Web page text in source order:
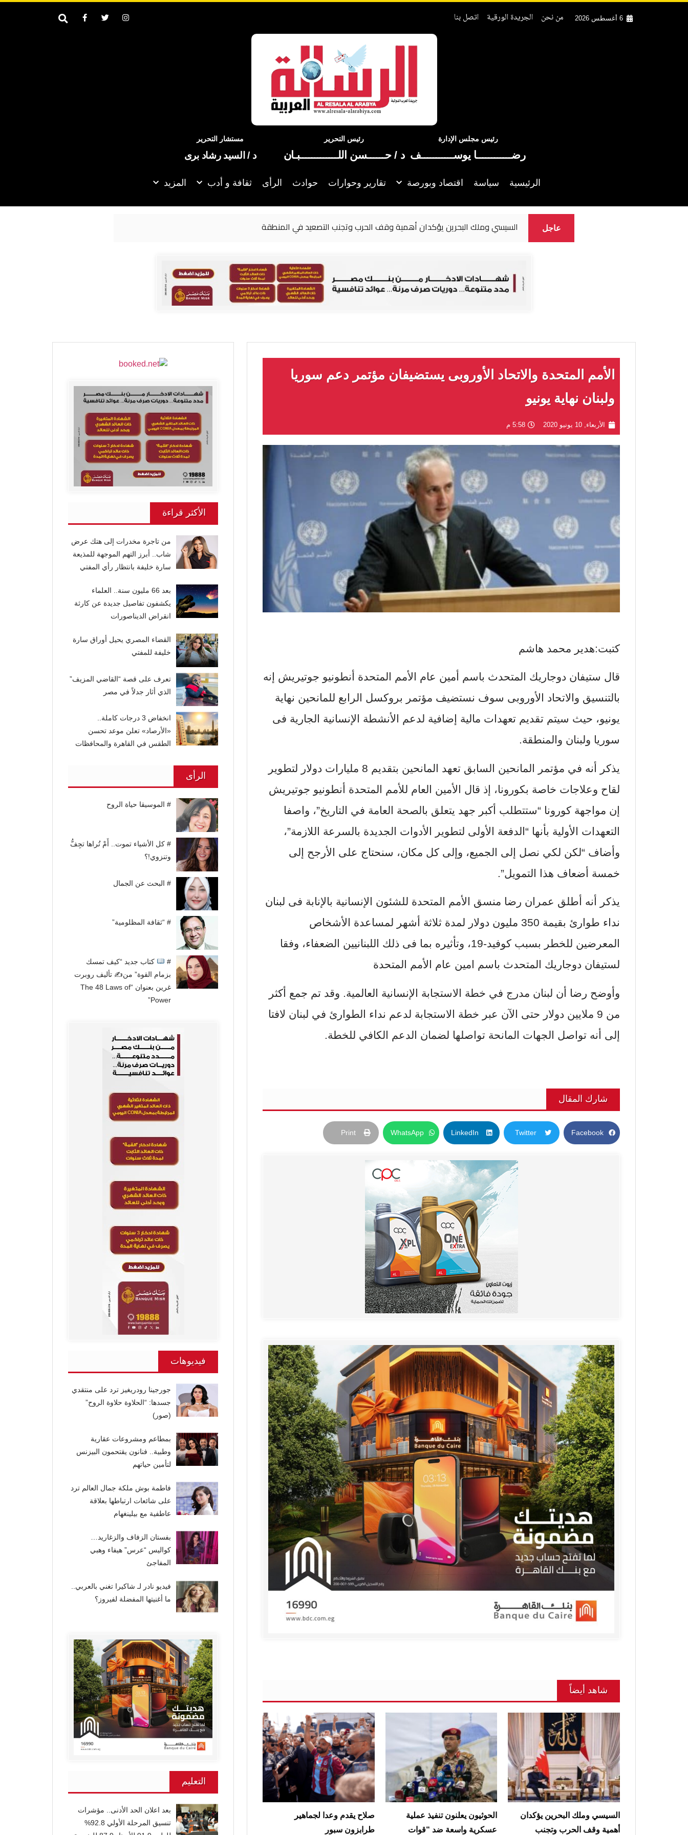
6 أغسطس 2026 من نحن الجريدة الورقية اتصل بنا
رئيس مجلس الإدارة
رضــــــــــــا يوســـــــــــف
رئيس التحرير
د / حــــــسن اللـــــــــــــبـان
مستشار التحرير
د / السيد رشاد برى
الرئيسية سياسة اقتصاد وبورصة تقارير وحوارات حوادث الرأى ثقافة و أدب المزيد
عاجل
السيسي وملك البحرين يؤكدان أهمية وقف الحرب وتجنب التصعيد في المنطقة
الأمم المتحدة والاتحاد الأوروبى يستضيفان مؤتمر دعم سوريا
ولبنان نهاية يونيو
الأربعاء, 10 يونيو 2020 5:58 م
كتبت:هدير محمد هاشم
قال ستيفان دوجاريك المتحدث باسم أمين عام الأمم المتحدة أنطونيو جوتيريش إنه
بالتنسيق والاتحاد الأوروبى سوف نستضيف مؤتمر بروكسل الرابع للمانحين نهاية
يونيو، حيث سيتم تقديم تعهدات مالية إضافية لدعم الأنشطة الإنسانية الجارية فى
سوريا ولبنان والمنطقة.
يذكر أنه في مؤتمر المانحين السابق تعهد المانحين بتقديم 8 مليارات دولار لتطوير
لقاح وعلاجات خاصة بكورونا، إذ قال الأمين العام للأمم المتحدة أنطونيو جوتيريش
إن مواجهة كورونا “ستتطلب أكبر جهد يتعلق بالصحة العامة في التاريخ”، واصفا
التعهدات الأولية بأنها “الدفعة الأولى لتطوير الأدوات الجديدة بالسرعة اللازمة”،
وأضاف “لكن لكي نصل إلى الجميع، وإلى كل مكان، سنحتاج على الأرجح إلى
خمسة أضعاف هذا التمويل”.
يذكر أنه أطلق عمران رضا منسق الأمم المتحدة للشئون الإنسانية بالإنابة فى لبنان
نداء طوارئ بقيمة 350 مليون دولار لمدة ثلاثة أشهر لمساعدة الأشخاص
المعرضين للخطر بسبب كوفيد-19، وتأثيره بما فى ذلك اللبنانيين الضعفاء، وفقا
لستيفان دوجاريك المتحدث باسم امين عام الأمم المتحدة
وأوضح رضا أن لبنان مدرج في خطة الاستجابة الإنسانية العالمية. وقد تم جمع أكثر
من 9 ملايين دولار حتى الآن عبر خطة الاستجابة لدعم نداء الطوارئ في لبنان لافتا
إلى أنه تواصل الجهات المانحة تواصلها لضمان الدعم الكافي للخطة.
شارك المقال
Facebook
Twitter
LinkedIn
WhatsApp
Print
شاهد أيضاً
السيسي وملك البحرين يؤكدان
أهمية وقف الحرب وتجنب
الحوثيون يعلنون تنفيذ عملية
عسكرية واسعة ضد “قوات
صلاح يقدم وعدا لجماهير
طرابزون سبور
الأكثر قراءة
من تاجرة مخدرات إلى هتك عرض
شاب.. أبرز التهم الموجهة للمذيعة
سارة خليفة بانتظار رأي المفتي
بعد 66 مليون سنة.. العلماء
يكشفون تفاصيل جديدة عن كارثة
انقراض الديناصورات
القضاء المصري يحيل أوراق سارة
خليفة للمفتي
تعرف على قصة “القاضي المزيف”
الذي أثار جدلاً في مصر
انخفاض 3 درجات كاملة..
«الأرصاد» تعلن موعد تحسن
الطقس في القاهرة والمحافظات
الرأى
# الموسيقا حياة الروح
# كل الأشياء تموت.. أَمْ تُراها تجِفُّ
وتنزوي!؟
# البحث عن الجمال
# “ثقافة المظلومية”
#
كتاب جديد “كيف تمسك
بزمام القوة” من✍ تأليف روبرت
غرين بعنوان “The 48 Laws of
Power”
فيديوهات
جورجينا رودريغيز ترد على منتقدي
جسدها: “الحلاوة حلاوة الروح”
(صور)
بمطاعم ومشروعات عقارية
وطبية.. فنانون يقتحمون البيزنس
لتأمين حياتهم
فاطمة بوش ملكة جمال العالم ترد
على شائعات ارتباطها بعلاقة
عاطفية مع بيلينغهام
بفستان الزفاف والزغاريد…
كواليس “عرس” هيفاء وهبي
المفاجئ
فيديو نادر لـ شاكيرا تغني بالعربي..
ما أغنيتها المفضلة لفيروز؟
التعليم
بعد اعلان الحد الأدنى.. مؤشرات
تنسيق المرحلة الأولي 92.8%